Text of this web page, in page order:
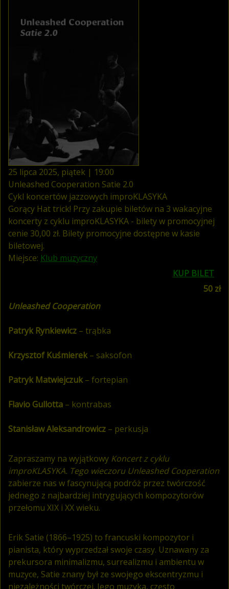
25 lipca 2025, piątek | 19:00
Unleashed Cooperation Satie 2.0
Cykl koncertów jazzowych improKLASYKA
Gorący Hat trick! Przy zakupie biletów na 3 wakacyjne
koncerty z cyklu improKLASYKA - bilety w promocyjnej
cenie 30,00 zł. Bilety promocyjne dostępne w kasie
biletowej.
Miejsce: Klub muzyczny
KUP BILET
50 zł
Unleashed Cooperation
Patryk Rynkiewicz – trąbka
Krzysztof Kuśmierek– saksofon
Patryk Matwiejczuk– fortepian
Flavio Gullotta – kontrabas
Stanisław Aleksandrowicz – perkusja
Zapraszamy na wyjątkowy Koncert z cyklu
improKLASYKA. Tego wieczoru Unleashed Cooperation
zabierze nas w fascynującą podróż przez twórczość
jednego z najbardziej intrygujących kompozytorów
przełomu XIX i XX wieku.
Erik Satie (1866–1925) to francuski kompozytor i
pianista, który wyprzedzał swoje czasy. Uznawany za
prekursora minimalizmu, surrealizmu i ambientu w
muzyce, Satie znany był ze swojego ekscentryzmu i
niezależności twórczej. Jego muzyka, często